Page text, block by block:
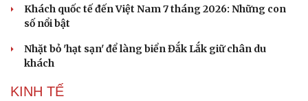
Khách quốc tế đến Việt Nam 7 tháng 2026: Những con
số nổi bật
Nhặt bỏ 'hạt sạn' để làng biển Đắk Lắk giữ chân du
khách
KINH TẾ